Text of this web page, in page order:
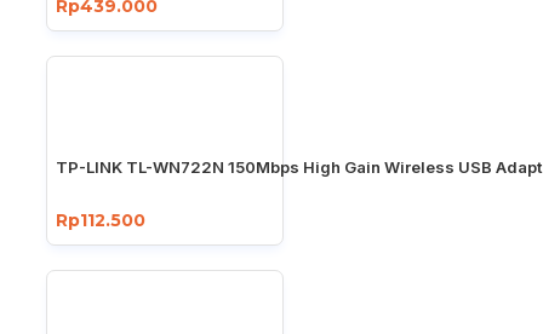
Rp439.000
TP-LINK TL-WN722N 150Mbps High Gain Wireless USB
Rp112.500